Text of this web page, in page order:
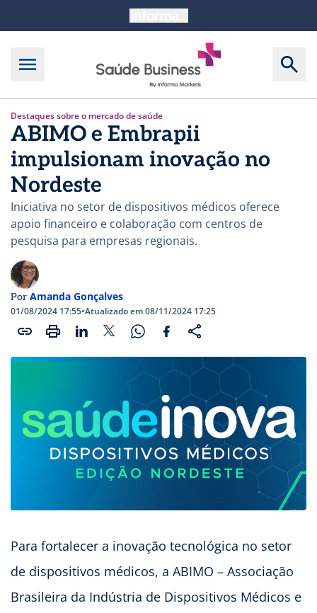
Destaques sobre o mercado de saúde
ABIMO e Embrapii
impulsionam inovação no
Nordeste
Iniciativa no setor de dispositivos médicos oferece
apoio financeiro e colaboração com centros de
pesquisa para empresas regionais.
Por Amanda Gonçalves
01/08/2024 17:55•Atualizado em 08/11/2024 17:25
Para fortalecer a inovação tecnológica no setor
de dispositivos médicos, a ABIMO – Associação
Brasileira da Indústria de Dispositivos Médicos e